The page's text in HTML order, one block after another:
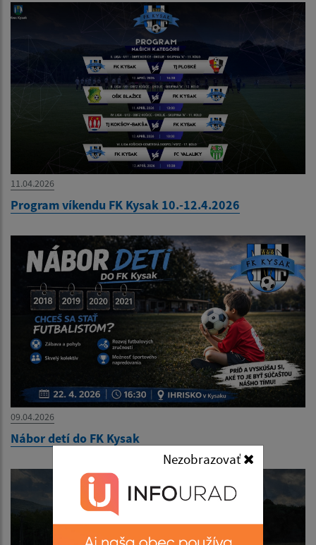
Nezobrazovať
11.04.2026
Program víkendu FK Kysak 10.-12.4.2026
09.04.2026
Nábor detí do FK Kysak